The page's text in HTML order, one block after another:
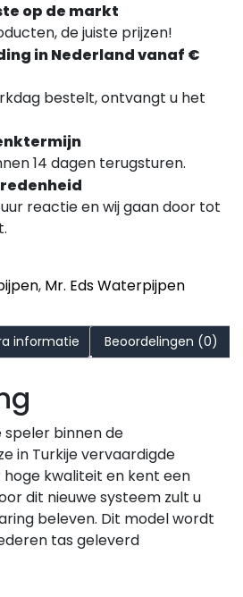
op de markt
de juiste prijzen!
in Nederland vanaf €
bestelt, ontvangt u het
14 dagen terugsturen.
reactie en wij gaan door tot
, Mr. Eds Waterpijpen
informatie Beoordelingen (0)
speler binnen de
in Turkije vervaardigde
kwaliteit en kent een
dit nieuwe systeem zult u
beleven. Dit model wordt
tas geleverd